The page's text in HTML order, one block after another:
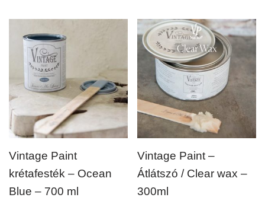
Vintage Paint
krétafesték – Ocean
Blue – 700 ml
Vintage Paint –
Átlátszó / Clear wax –
300ml